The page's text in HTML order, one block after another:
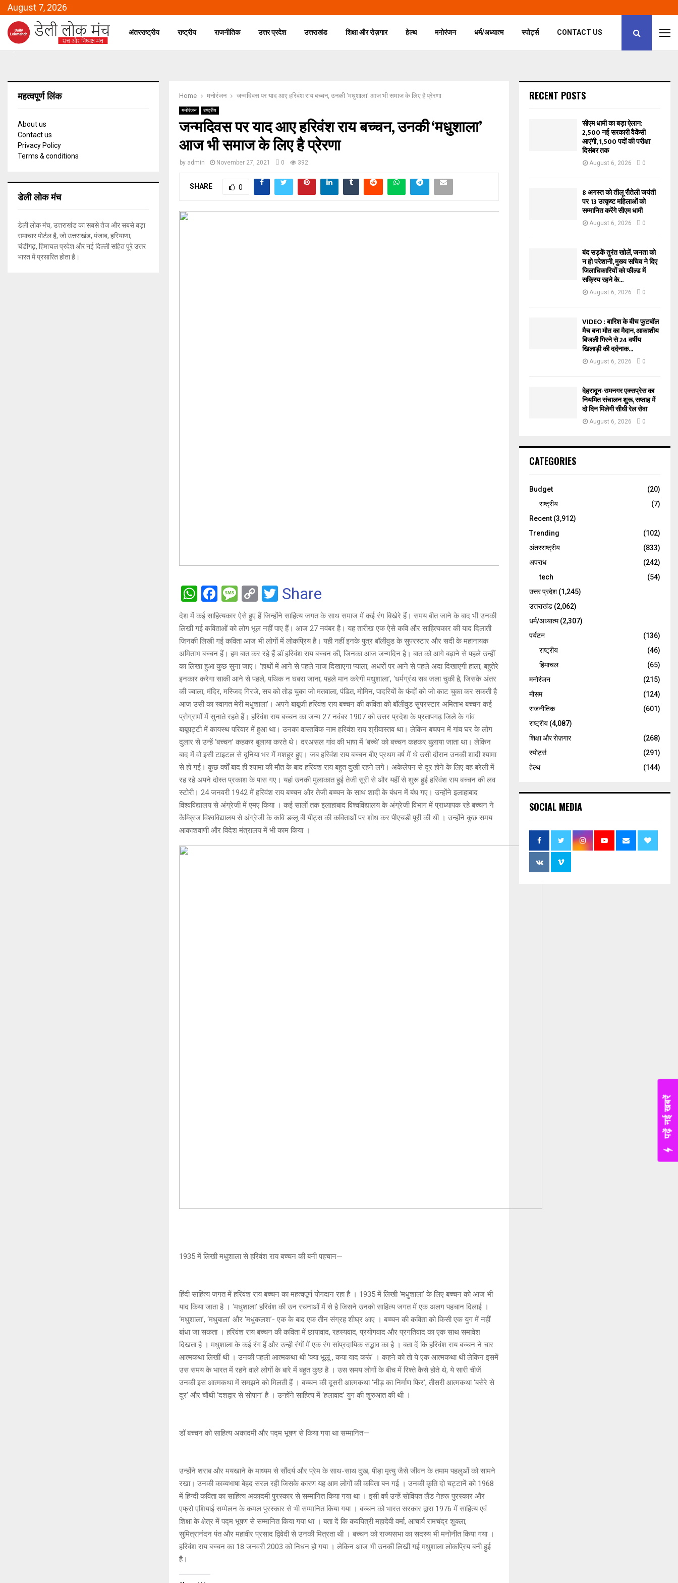
August 7, 2026
अंतरराष्ट्रीय राष्ट्रीय राजनीतिक उत्तर प्रदेश उत्तराखंड शिक्षा और रोज़गार हेल्थ मनोरंजन धर्म/अध्यात्म स्पोर्ट्स CONTACT US
Home मनोरंजन जन्मदिवस पर याद आए हरिवंश राय बच्चन, उनकी ‘मधुशाला’ आज भी समाज के लिए है प्रेरणा
मनोरंजन राष्ट्रीय
जन्मदिवस पर याद आए हरिवंश राय बच्चन, उनकी ‘मधुशाला’
आज भी समाज के लिए है प्रेरणा
by admin November 27, 2021 0 392
SHARE 0
W
h
at
s
A
p
p
F
a
ce
b
o
o
k
M
es
s
a
g
e
C
o
py
Li
n
k
T
wi
tt
er
Share
देश में कई साहित्यकार ऐसे हुए हैं जिन्होंने साहित्य जगत के साथ समाज में कई रंग बिखेरे हैं। समय बीत जाने के बाद भी उनकी
लिखी गई कविताओं को लोग भूल नहीं पाए हैं। आज 27 नवंबर है। यह तारीख एक ऐसे कवि और साहित्यकार की याद दिलाती
जिनकी लिखी गई कविता आज भी लोगों में लोकप्रिय है। यही नहीं इनके पुत्र बॉलीवुड के सुपरस्टार और सदी के महानायक
अमिताभ बच्चन हैं। हम बात कर रहे हैं डॉ हरिवंश राय बच्चन की, जिनका आज जन्मदिन है। बात को आगे बढ़ाने से पहले उन्हीं
का लिखा हुआ कुछ सुना जाए। ‘हाथों में आने से पहले नाज दिखाएगा प्याला, अधरों पर आने से पहले अदा दिखाएगी हाला, बहुतेरे
इनकार करेगा साकी आने से पहले, पथिक न घबरा जाना, पहले मान करेगी मधुशाला’, ‘धर्मग्रंथ सब जला चुकी है, जिसके अंतर
की ज्वाला, मंदिर, मस्जिद गिरजे, सब को तोड़ चुका जो मतवाला, पंडित, मोमिन, पादरियों के फंदों को जो काट चुका कर सकती है
आज उसी का स्वागत मेरी मधुशाला’। अपने बाबूजी हरिवंश राय बच्चन की कविता को बॉलीवुड सुपरस्टार अमिताभ बच्चन कई
प्रोग्रामों में सुनाते रहते हैं। हरिवंश राय बच्चन का जन्म 27 नवंबर 1907 को उत्तर प्रदेश के प्रतापगढ़ जिले के गांव
बाबूपट्टी में कायस्थ परिवार में हुआ था। उनका वास्तविक नाम हरिवंश राय श्रीवास्तव था। लेकिन बचपन में गांव घर के लोग
दुलार से उन्हें ‘बच्चन’ कहकर बुलाया करते थे। दरअसल गांव की भाषा में ‘बच्चे’ को बच्चन कहकर बुलाया जाता था। लेकिन
बाद में वो इसी टाइटल से दुनिया भर में मशहूर हुए। जब हरिवंश राय बच्चन बीए प्रथम वर्ष में थे उसी दौरान उनकी शादी श्यामा
से हो गई। कुछ वर्षों बाद ही श्यामा की मौत के बाद हरिवंश राय बहुत दुखी रहने लगे। अकेलेपन से दूर होने के लिए वह बरेली में
रह रहे अपने दोस्त प्रकाश के पास गए। यहां उनकी मुलाकात हुई तेजी सूरी से और यहीं से शुरू हुई हरिवंश राय बच्चन की लव
स्टोरी। 24 जनवरी 1942 में हरिवंश राय बच्चन और तेजी बच्चन के साथ शादी के बंधन में बंध गए। उन्होंने इलाहाबाद
विश्वविद्यालय से अंंग्रेजी में एमए किया । कई सालों तक इलाहाबाद विश्वविद्यालय के अंग्रेजी विभाग में प्राध्यापक रहे बच्चन ने
कैम्ब्रिज विश्वविद्यालय से अंग्रेजी के कवि डब्लू बी यीट्स की कविताओं पर शोध कर पीएचडी पूरी की थी । उन्होंने कुछ समय
आकाशवाणी और विदेश मंत्रालय में भी काम किया ।
1935 में लिखी मधुशाला से हरिवंश राय बच्चन की बनी पहचान—
हिंदी साहित्य जगत में हरिवंश राय बच्चन का महत्वपूर्ण योगदान रहा है । 1935 में लिखी ‘मधुशाला’ के लिए बच्चन को आज भी
याद किया जाता है । ‘मधुशाला’ हरिवंश की उन रचनाओं में से है जिसने उनको साहित्य जगत में एक अलग पहचान दिलाई ।
‘मधुशाला’, ‘मधुबाला’ और ‘मधुकलश’- एक के बाद एक तीन संग्रह शीघ्र आए । बच्चन की कविता को किसी एक युग में नहीं
बांधा जा सकता । हरिवंश राय बच्चन की कविता में छायावाद, रहस्यवाद, प्रयोगवाद और प्रगतिवाद का एक साथ समावेश
दिखता है । मधुशाला के कई रंग हैं और उन्ही रंगों में एक रंग सांप्रदायिक सद्भाव का है । बता दें कि हरिवंश राय बच्चन ने चार
आत्मकथा लिखीं थी । उनकी पहली आत्मकथा थी ‘क्या भूूलूं , कया याद करूं’ । कहने को तो ये एक आत्मकथा थी लेकिन इसमें
उस समय के भारत में रहने वाले लोगों के बारे में बहुत कुछ है । उस समय लोगों के बीच में रिश्ते कैसे होते थे, ये सारी चीजें
उनकी इस आत्मकथा में समझने को मिलती हैं । बच्चन की दूसरी आत्मकथा ‘नीड़ का निर्माण फिर’, तीसरी आत्मकथा ‘बसेरे से
दूर’ और चौथी ‘दशद्वार से सोपान’ है । उन्होंने साहित्य में ‘हलावाद’ युग की शुरुआत की थी ।
डॉ बच्चन को साहित्य अकादमी और पद्म भूषण से किया गया था सम्मानित—
उन्होंने शराब और मयखाने के माध्यम से सौंदर्य और प्रेम के साथ-साथ दुख, पीड़ा मृत्यु जैसे जीवन के तमाम पहलुओं को सामने
रखा। उनकी काव्यभाषा बेहद सरल रही जिसके कारण यह आम लोगों की कविता बन गई । उनकी कृति दो चट्टानें को 1968
में हिन्दी कविता का साहित्य अकादमी पुरस्कार से सम्मानित किया गया था । इसी वर्ष उन्हें सोवियत लैंड नेहरू पुरस्कार और
एफ्रो एशियाई सम्मेलन के कमल पुरस्कार से भी सम्मानित किया गया । बच्चन को भारत सरकार द्वारा 1976 में साहित्य एवं
शिक्षा के क्षेत्र में पद्म भूषण से सम्मानित किया गया था । बता दें कि कवयित्री महादेवी वर्मा, आचार्य रामचंद्र शुक्ला,
सुमित्रानंदन पंत और महावीर प्रसाद द्विवेदी से उनकी मित्रता थी । बच्चन को राज्यसभा का सदस्य भी मनोनीत किया गया ।
हरिवंश राय बच्चन का 18 जनवरी 2003 को निधन हो गया । लेकिन आज भी उनकी लिखी गई मधुशाला लोकप्रिय बनी हुई
है।
महत्वपूर्ण लिंक
About us
Contact us
Privacy Policy
Terms & conditions
डेली लोक मंच
डेली लोक मंच, उत्तराखंड का सबसे तेज और सबसे बड़ा
समाचार पोर्टल है, जो उत्तराखंड, पंजाब, हरियाणा,
चंडीगढ़, हिमाचल प्रदेश और नई दिल्ली सहित पूरे उत्तर
भारत में प्रसारित होता है।
RECENT POSTS
सीएम धामी का बड़ा ऐलान:
2,500 नई सरकारी वैकेंसी
आएंगी, 1,500 पदों की परीक्षा
दिसंबर तक
August 6, 2026 0
8 अगस्त को तीलू रौतेली जयंती
पर 13 उत्कृष्ट महिलाओं को
सम्मानित करेंगे सीएम धामी
August 6, 2026 0
बंद सड़कें तुरंत खोलें, जनता को
न हो परेशानी, मुख्य सचिव ने दिए
जिलाधिकारियों को फील्ड में
सक्रिय रहने के...
August 6, 2026 0
VIDEO : बारिश के बीच फुटबॉल
मैच बना मौत का मैदान, आकाशीय
बिजली गिरने से 24 वर्षीय
खिलाड़ी की दर्दनाक...
August 6, 2026 0
देहरादून-रामनगर एक्सप्रेस का
नियमित संचालन शुरू, सप्ताह में
दो दिन मिलेगी सीधी रेल सेवा
August 6, 2026 0
CATEGORIES
Budget
(20)
राष्ट्रीय
(7)
Recent (3,912)
Trending
(102)
अंतरराष्ट्रीय
(833)
अपराध
(242)
tech
(54)
उत्तर प्रदेश(1,245)
उत्तराखंड (2,062)
धर्म/अध्यात्म(2,307)
पर्यटन
(136)
राष्ट्रीय
(46)
हिमाचल
(65)
मनोरंजन
(215)
मौसम
(124)
राजनीतिक
(601)
राष्ट्रीय (4,087)
शिक्षा और रोज़गार
(268)
स्पोर्ट्स
(291)
हेल्थ
(144)
SOCIAL MEDIA
पढ़ें नई खबरें